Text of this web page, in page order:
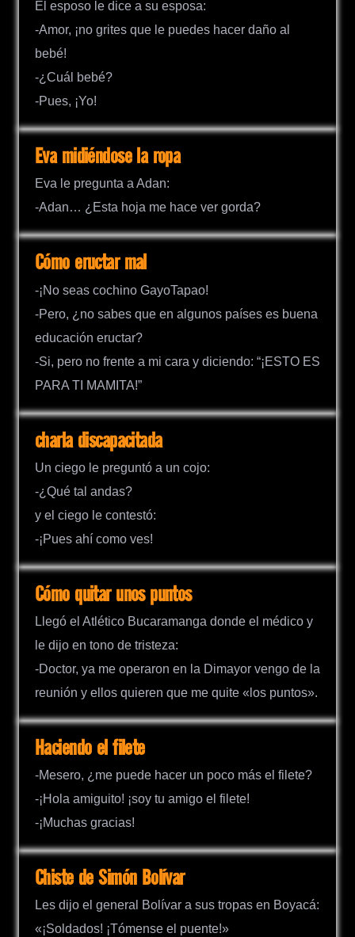
El esposo le dice a su esposa:
-Amor, ¡no grites que le puedes hacer daño al
bebé!
-¿Cuál bebé?
-Pues, ¡Yo!
Eva midiéndose la ropa
Eva le pregunta a Adan:
-Adan… ¿Esta hoja me hace ver gorda?
Cómo eructar mal
-¡No seas cochino GayoTapao!
-Pero, ¿no sabes que en algunos países es buena
educación eructar?
-Si, pero no frente a mi cara y diciendo: “¡ESTO ES
PARA TI MAMITA!”
charla discapacitada
Un ciego le preguntó a un cojo:
-¿Qué tal andas?
y el ciego le contestó:
-¡Pues ahí como ves!
Cómo quitar unos puntos
Llegó el Atlético Bucaramanga donde el médico y
le dijo en tono de tristeza:
-Doctor, ya me operaron en la Dimayor vengo de la
reunión y ellos quieren que me quite «los puntos».
Haciendo el filete
-Mesero, ¿me puede hacer un poco más el filete?
-¡Hola amiguito! ¡soy tu amigo el filete!
-¡Muchas gracias!
Chiste de Simón Bolívar
Les dijo el general Bolívar a sus tropas en Boyacá:
«¡Soldados! ¡Tómense el puente!»